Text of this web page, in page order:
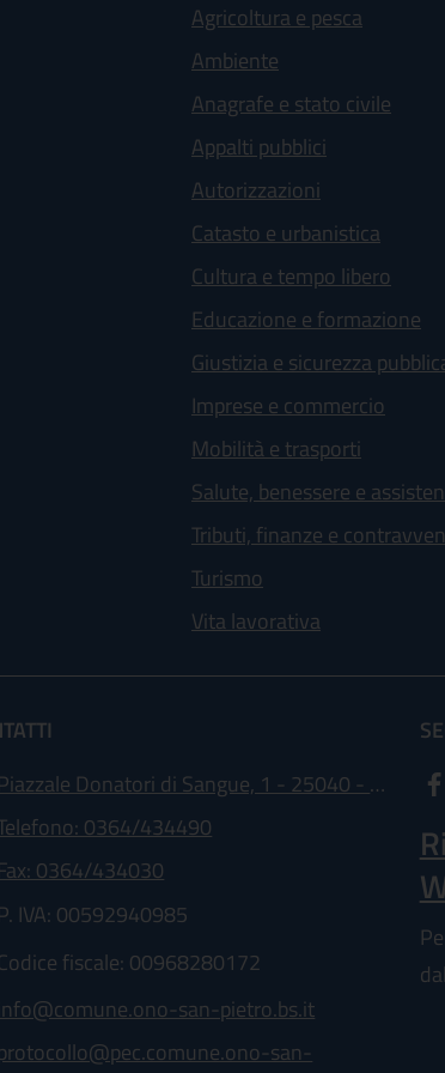
Agricoltura e pesca
Ambiente
Anagrafe e stato civile
Appalti pubblici
Autorizzazioni
Catasto e urbanistica
Cultura e tempo libero
Educazione e formazione
Giustizia e sicurezza
Imprese e commercio
Mobilità e trasporti
Salute, benessere e
Tributi, finanze e
Turismo
Vita lavorativa
Piazzale Donatori di Sangue, 1 - 25040 - Ono San Pietro
0364/434490
Fax: 0364/434030
P. IVA: 00592940985
fiscale: 00968280172
san-pietro.bs.it
san-